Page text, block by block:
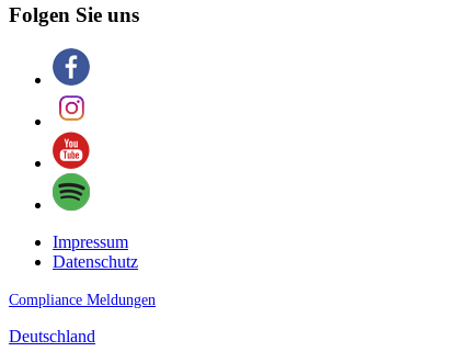
Folgen Sie uns
Impressum
Datenschutz
Compliance Meldungen
Deutschland